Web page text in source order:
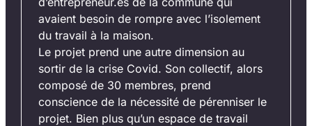
avaient besoin de rompre avec l’isolement
du travail à la maison.
Le projet prend une autre dimension au
sortir de la crise Covid. Son collectif, alors
composé de 30 membres, prend
conscience de la nécessité de pérenniser le
projet. Bien plus qu’un espace de travail